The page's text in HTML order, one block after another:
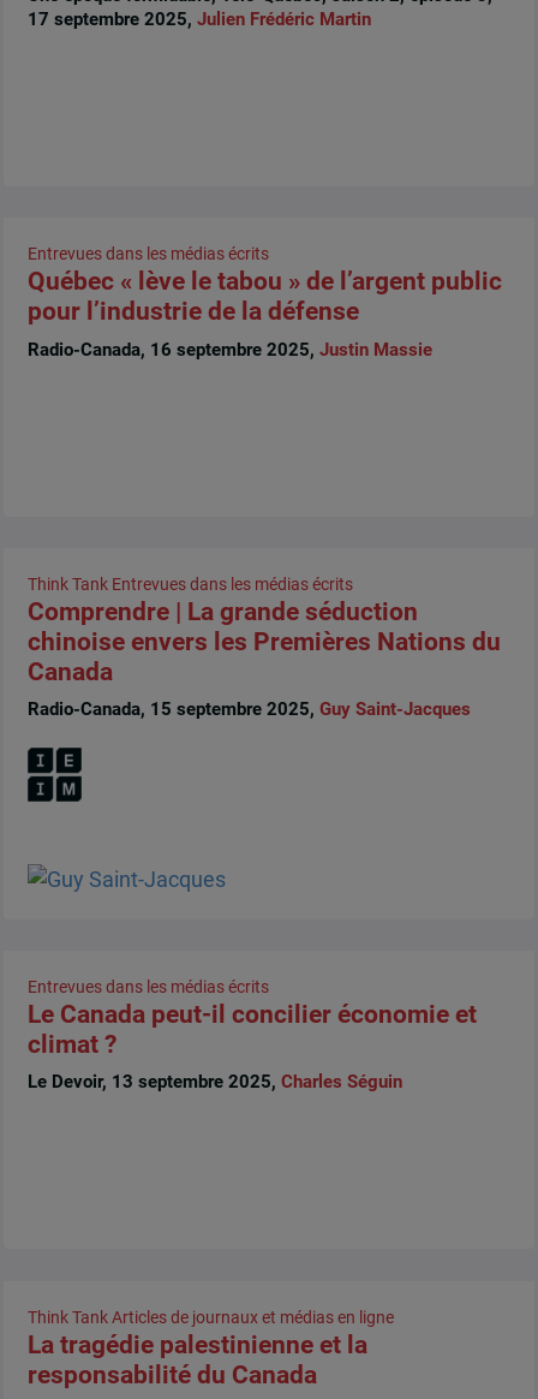
17 septembre 2025, Julien Frédéric Martin
Entrevues dans les médias écrits
Québec « lève le tabou » de l’argent public
pour l’industrie de la défense
Radio-Canada, 16 septembre 2025, Justin Massie
Think Tank Entrevues dans les médias écrits
Comprendre | La grande séduction
chinoise envers les Premières Nations du
Canada
Radio-Canada, 15 septembre 2025, Guy Saint-Jacques
Entrevues dans les médias écrits
Le Canada peut-il concilier économie et
climat ?
Le Devoir, 13 septembre 2025, Charles Séguin
Think Tank Articles de journaux et médias en ligne
La tragédie palestinienne et la
responsabilité du Canada